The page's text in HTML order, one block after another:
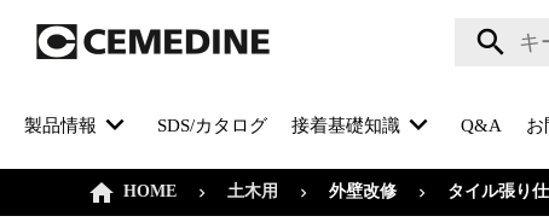
製品情報 SDS/カタログ 接着基礎知識 Q&A お
HOME 土木用 外壁改修 タイル張り